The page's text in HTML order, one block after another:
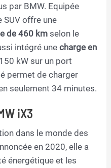
par BMW. Equipée
SUV offre une
de 460 km selon le
intégré unecharge en
kW sur un port
permet de charger
seulement 34 minutes.
iX3
dans le monde des
en 2020, elle a
énergétique et les